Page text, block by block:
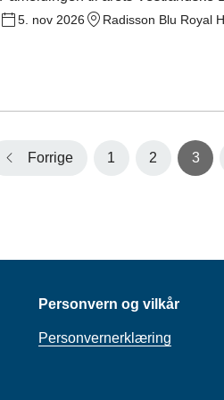
5. nov 2026
Forrige 1 2 3
Personvern og vilkår
Personvernerklæring